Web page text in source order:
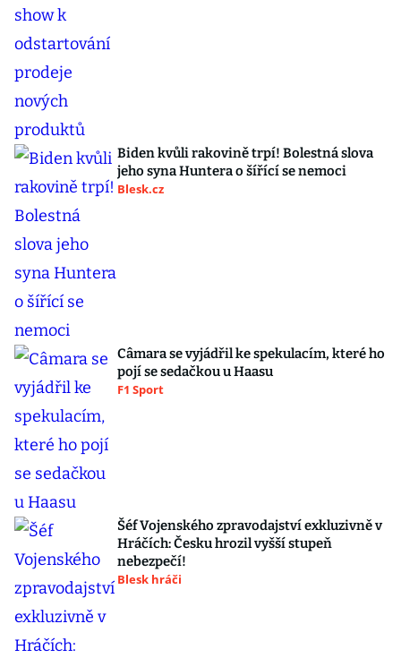
Biden kvůli rakovině trpí! Bolestná slova
jeho syna Huntera o šířící se nemoci
Blesk.cz
Câmara se vyjádřil ke spekulacím, které ho
pojí se sedačkou u Haasu
F1 Sport
Šéf Vojenského zpravodajství exkluzivně v
Hráčích: Česku hrozil vyšší stupeň
nebezpečí!
Blesk hráči